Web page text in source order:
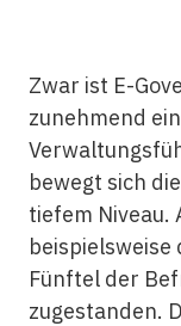
Zwar ist E-
zunehmend
bewegt sich
tiefem Niveau.
beispielsweise
Fünftel der
zugestanden.